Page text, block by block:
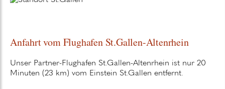
Anfahrt vom Flughafen St.Gallen-Altenrhein
Unser Partner-Flughafen St.Gallen-Altenrhein ist nur 20
Minuten (23 km) vom Einstein St.Gallen entfernt.